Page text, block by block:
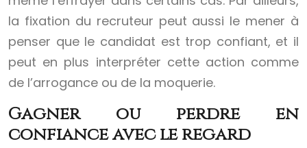
la fixation du recruteur peut aussi le mener à
penser que le candidat est trop confiant, et il
peut en plus interpréter cette action comme
de l’arrogance ou de la moquerie.
Gagner ou perdre en
confiance avec le regard